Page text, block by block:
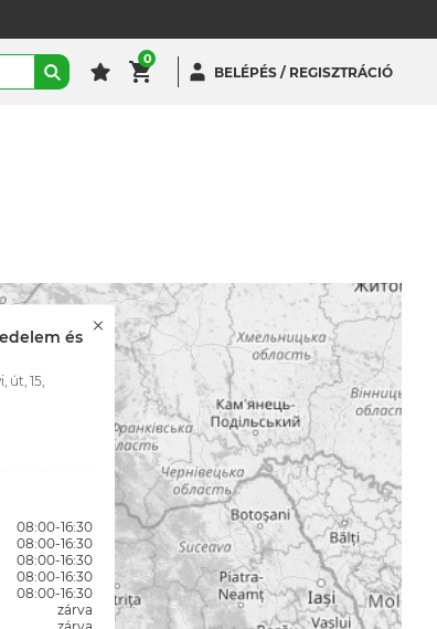
0
BELÉPÉS / REGISZTRÁCIÓ
és
út, 15,
08:00-16:30
08:00-16:30
08:00-16:30
08:00-16:30
08:00-16:30
zárva
zárva